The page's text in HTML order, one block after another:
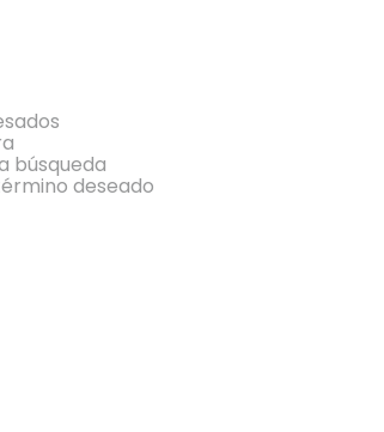
búsqueda
deseado